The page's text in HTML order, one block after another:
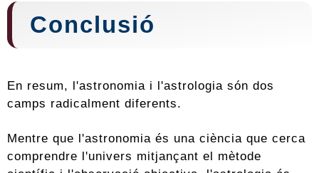
Conclusió
En resum, l'astronomia i l'astrologia són dos
camps radicalment diferents.
Mentre que l'astronomia és una ciència que cerca
comprendre l'univers mitjançant el mètode